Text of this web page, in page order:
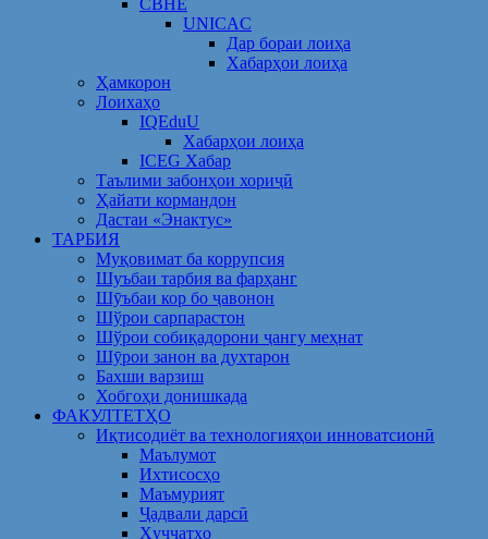
CBHE
UNICAC
Дар бораи лоиҳа
Хабарҳои лоиҳа
Ҳамкорон
Лоихаҳо
IQEduU
Хабарҳои лоиҳа
ICEG Хабар
Таълими забонҳои хориҷӣ
Ҳайати кормандон
Дастаи «Энактус»
ТАРБИЯ
Муқовимат ба коррупсия
Шуъбаи тарбия ва фарҳанг
Шӯъбаи кор бо ҷавонон
Шўрои сарпарастон
Шўрои собиқадорони ҷангу меҳнат
Шӯрои занон ва духтарон
Бахши варзиш
Хобгоҳи донишкада
ФАКУЛТЕТҲО
Иқтисодиёт ва технологияҳои инноватсионӣ
Маълумот
Ихтисосҳо
Маъмурият
Ҷадвали дарсӣ
Ҳуҷҷатҳо